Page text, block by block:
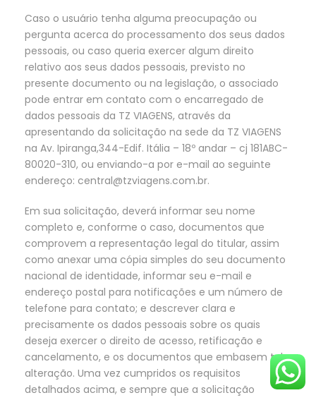
Caso o usuário tenha alguma preocupação ou
pergunta acerca do processamento dos seus dados
pessoais, ou caso queria exercer algum direito
relativo aos seus dados pessoais, previsto no
presente documento ou na legislação, o associado
pode entrar em contato com o encarregado de
dados pessoais da TZ VIAGENS, através da
apresentando da solicitação na sede da TZ VIAGENS
na Av. Ipiranga,344-Edif. Itália – 18º andar – cj 181ABC-
80020-310, ou enviando-a por e-mail ao seguinte
endereço: central@tzviagens.com.br.
Em sua solicitação, deverá informar seu nome
completo e, conforme o caso, documentos que
comprovem a representação legal do titular, assim
como anexar uma cópia simples do seu documento
nacional de identidade, informar seu e-mail e
endereço postal para notificações e um número de
telefone para contato; e descrever clara e
precisamente os dados pessoais sobre os quais
deseja exercer o direito de acesso, retificação e
cancelamento, e os documentos que embasem tal
alteração. Uma vez cumpridos os requisitos
detalhados acima, e sempre que a solicitação